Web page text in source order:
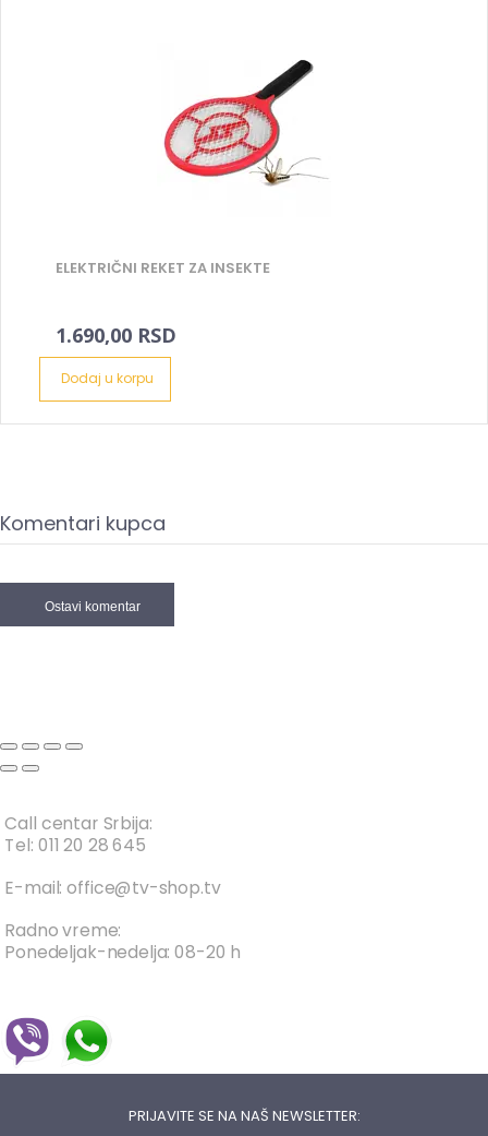
ELEKTRIČNI REKET ZA INSEKTE
1.690,00 RSD
Dodaj u korpu
Komentari kupca
Ostavi komentar
Call centar Srbija:
Tel: 011 20 28 645
E-mail: office@tv-shop.tv
Radno vreme:
Ponedeljak-nedelja: 08-20 h
PRIJAVITE SE NA NAŠ NEWSLETTER: